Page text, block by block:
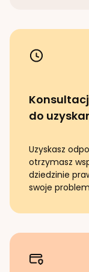
do
Uzyskasz
otrzymasz
dziedzinie
swoje